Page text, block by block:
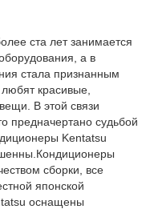
ста лет занимается
а в
стала признанным
красивые,
В этой связи
предначертано судьбой
Kentatsu
сборки, все
японской
оснащены